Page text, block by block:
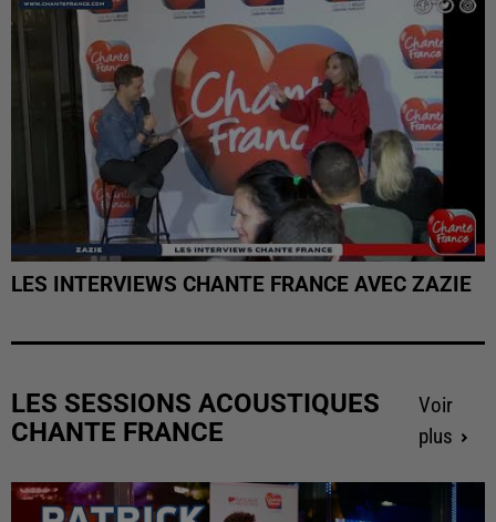
LES INTERVIEWS CHANTE FRANCE AVEC ZAZIE
LES SESSIONS ACOUSTIQUES
CHANTE FRANCE
Voir
plus